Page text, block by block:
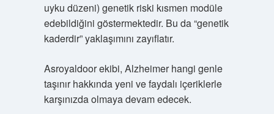
uyku düzeni) genetik riski kısmen modüle
edebildiğini göstermektedir. Bu da “genetik
kaderdir” yaklaşımını zayıflatır.
Asroyaldoor ekibi, Alzheimer hangi genle
taşınır hakkında yeni ve faydalı içeriklerle
karşınızda olmaya devam edecek.